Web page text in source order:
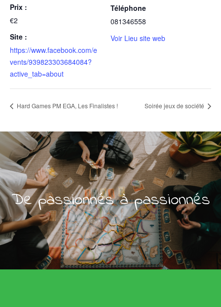
Prix :
€2
Site :
https://www.facebook.com/e
vents/939823303684084?
active_tab=about
Téléphone
081346558
Voir Lieu site web
Hard Games PM EGA, Les Finalistes ! Soirée jeux de société
De passionnés à passionnés